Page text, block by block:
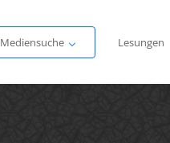
Mediensuche
Lesungen